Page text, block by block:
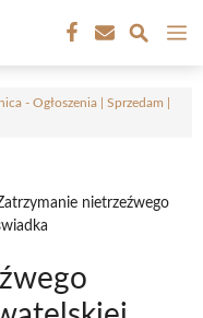
- Ogłoszenia | Sprzedam |
nietrzeźwego